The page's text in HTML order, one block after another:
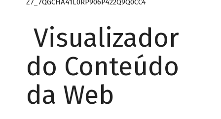
Visualizador
do Conteúdo
da Web